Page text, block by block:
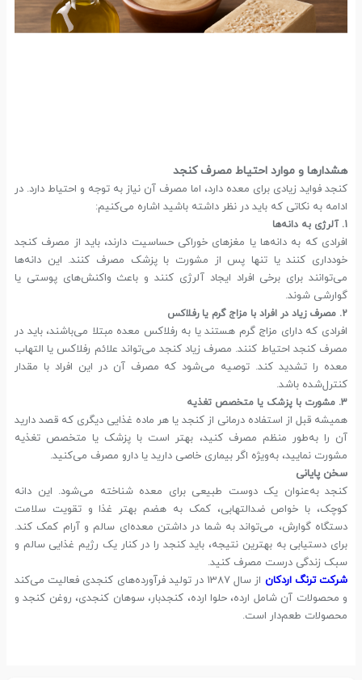
هشدارها و موارد احتیاط مصرف کنجد
کنجد فواید زیادی برای معده دارد، اما مصرف آن نیاز به توجه و احتیاط دارد. در
ادامه به نکاتی که باید در نظر داشته باشید اشاره می‌کنیم:
1. آلرژی به دانه‌ها
افرادی که به دانه‌ها یا مغزهای خوراکی حساسیت دارند، باید از مصرف کنجد
خودداری کنند یا تنها پس از مشورت با پزشک مصرف کنند. این دانه‌ها
می‌توانند برای برخی افراد ایجاد آلرژی کنند و باعث واکنش‌های پوستی یا
گوارشی شوند.
2. مصرف زیاد در افراد با مزاج گرم یا رفلاکس
افرادی که دارای مزاج گرم هستند یا به رفلاکس معده مبتلا می‌باشند، باید در
مصرف کنجد احتیاط کنند. مصرف زیاد کنجد می‌تواند علائم رفلاکس یا التهاب
معده را تشدید کند. توصیه می‌شود که مصرف آن در این افراد با مقدار
کنترل‌شده باشد.
3. مشورت با پزشک یا متخصص تغذیه
همیشه قبل از استفاده درمانی از کنجد یا هر ماده غذایی دیگری که قصد دارید
آن را به‌طور منظم مصرف کنید، بهتر است با پزشک یا متخصص تغذیه
مشورت نمایید، به‌ویژه اگر بیماری خاصی دارید یا دارو مصرف می‌کنید.
سخن پایانی
کنجد به‌عنوان یک دوست طبیعی برای معده شناخته می‌شود. این دانه
کوچک، با خواص ضدالتهابی، کمک به هضم بهتر غذا و تقویت سلامت
دستگاه گوارش، می‌تواند به شما در داشتن معده‌ای سالم و آرام کمک کند.
برای دستیابی به بهترین نتیجه، باید کنجد را در کنار یک رژیم غذایی سالم و
سبک زندگی درست مصرف کنید.
شرکت ترنگ اردکان
از سال 1387 در تولید فرآورده‌های کنجدی فعالیت می‌کند
و محصولات آن شامل ارده، حلوا ارده، کنجدبار، سوهان کنجدی، روغن کنجد و
محصولات طعم‌دار است.